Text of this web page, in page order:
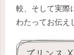
較、そして実際
わたってお伝え